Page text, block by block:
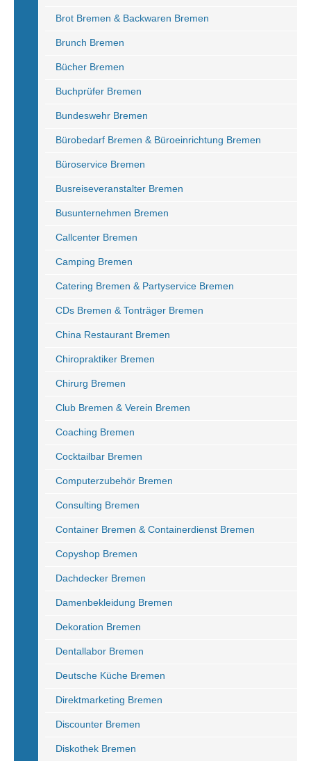
Brot Bremen & Backwaren Bremen
Brunch Bremen
Bücher Bremen
Buchprüfer Bremen
Bundeswehr Bremen
Bürobedarf Bremen & Büroeinrichtung Bremen
Büroservice Bremen
Busreiseveranstalter Bremen
Busunternehmen Bremen
Callcenter Bremen
Camping Bremen
Catering Bremen & Partyservice Bremen
CDs Bremen & Tonträger Bremen
China Restaurant Bremen
Chiropraktiker Bremen
Chirurg Bremen
Club Bremen & Verein Bremen
Coaching Bremen
Cocktailbar Bremen
Computerzubehör Bremen
Consulting Bremen
Container Bremen & Containerdienst Bremen
Copyshop Bremen
Dachdecker Bremen
Damenbekleidung Bremen
Dekoration Bremen
Dentallabor Bremen
Deutsche Küche Bremen
Direktmarketing Bremen
Discounter Bremen
Diskothek Bremen